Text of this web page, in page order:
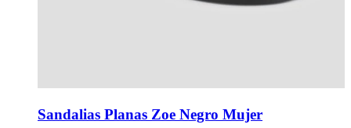
Sandalias Planas Zoe Negro Mujer